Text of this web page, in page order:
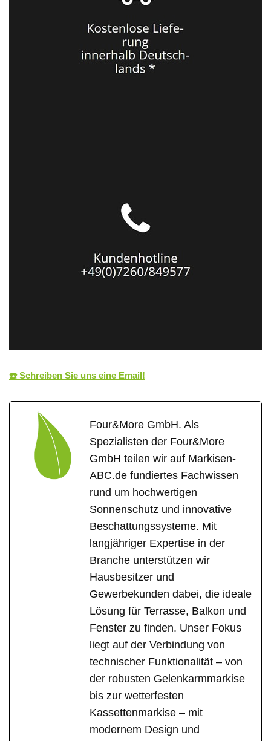
☎️ Schreiben Sie uns eine Email!
Four&More GmbH. Als
Spezialisten der Four&More
GmbH teilen wir auf Markisen-
ABC.de fundiertes Fachwissen
rund um hochwertigen
Sonnenschutz und innovative
Beschattungssysteme. Mit
langjähriger Expertise in der
Branche unterstützen wir
Hausbesitzer und
Gewerbekunden dabei, die ideale
Lösung für Terrasse, Balkon und
Fenster zu finden. Unser Fokus
liegt auf der Verbindung von
technischer Funktionalität – von
der robusten Gelenkarmmarkise
bis zur wetterfesten
Kassettenmarkise – mit
modernem Design und